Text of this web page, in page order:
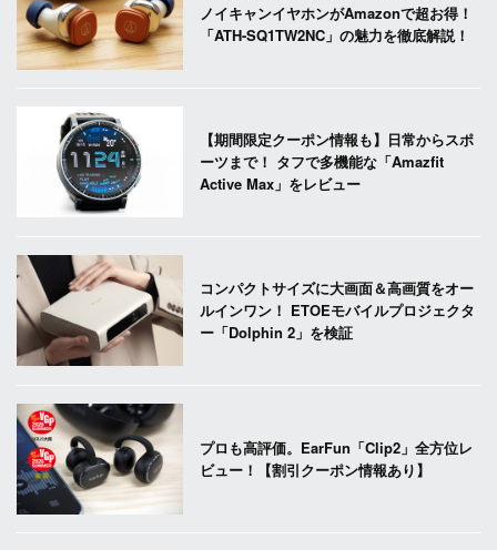
ノイキャンイヤホンがAmazonで超お得！
「ATH-SQ1TW2NC」の魅力を徹底解説！
【期間限定クーポン情報も】日常からスポ
ーツまで！ タフで多機能な「Amazfit
Active Max」をレビュー
コンパクトサイズに大画面＆高画質をオー
ルインワン！ ETOEモバイルプロジェクタ
ー「Dolphin 2」を検証
プロも高評価。EarFun「Clip2」全方位レ
ビュー！【割引クーポン情報あり】